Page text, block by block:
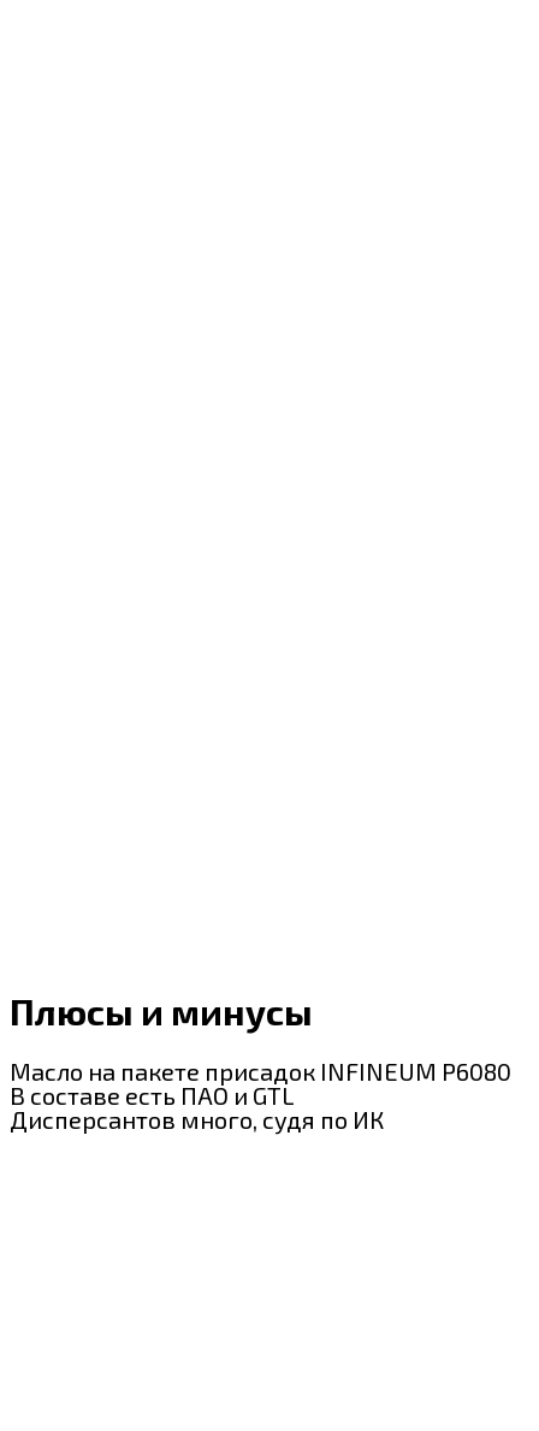
Плюсы и минусы
Масло на пакете присадок INFINEUM P6080
В составе есть ПАО и GTL
Дисперсантов много, судя по ИК